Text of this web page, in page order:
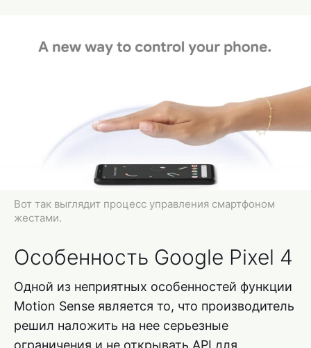
Вот так выглядит процесс управления смартфоном
жестами.
Особенность Google Pixel 4
Одной из неприятных особенностей функции
Motion Sense является то, что производитель
решил наложить на нее серьезные
ограничения и не открывать API для